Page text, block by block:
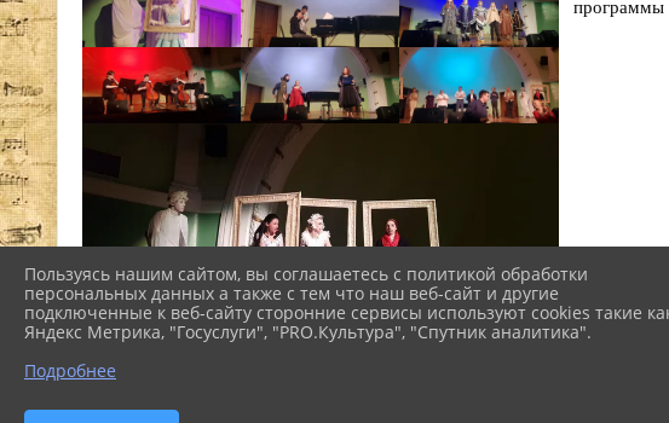
программы
Пользуясь нашим сайтом, вы соглашаетесь с политикой обработки
персональных данных а также с тем что наш веб-сайт и другие
подключенные к веб-сайту сторонние сервисы используют cookies такие
Яндекс Метрика, "Госуслуги", "PRO.Культура", "Спутник аналитика".
Подробнее